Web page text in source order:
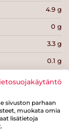
4.9 g
0 g
3.3 g
0.1 g
sivuston parhaan
muokata omia
lisätietoja